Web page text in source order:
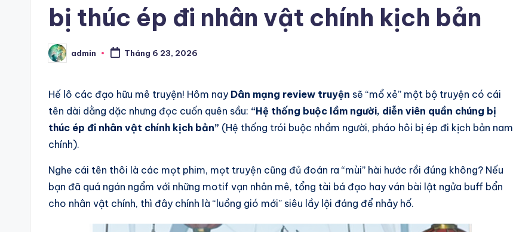
bị thúc ép đi nhân vật chính kịch bản
Posted
by
admin Tháng 6 23, 2026
Hế lô các đạo hữu mê truyện! Hôm nay Dân mạng review truyện sẽ “mổ xẻ” một bộ truyện có cái
tên dài dằng dặc nhưng đọc cuốn quên sầu: “Hệ thống buộc lầm người, diễn viên quần chúng bị
thúc ép đi nhân vật chính kịch bản” (Hệ thống trói buộc nhầm người, pháo hôi bị ép đi kịch bản nam
chính).
Nghe cái tên thôi là các mọt phim, mọt truyện cũng đủ đoán ra “mùi” hài hước rồi đúng không? Nếu
bạn đã quá ngán ngẩm với những motif vạn nhân mê, tổng tài bá đạo hay ván bài lật ngửa buff bẩn
cho nhân vật chính, thì đây chính là “luồng gió mới” siêu lầy lội đáng để nhảy hố.